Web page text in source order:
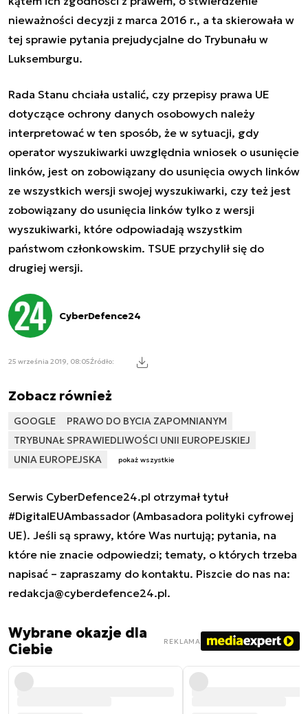
nieważności decyzji z marca 2016 r., a ta skierowała w
tej sprawie pytania prejudycjalne do Trybunału w
Luksemburgu.
Rada Stanu chciała ustalić, czy przepisy prawa UE
dotyczące ochrony danych osobowych należy
interpretować w ten sposób, że w sytuacji, gdy
operator wyszukiwarki uwzględnia wniosek o usunięcie
linków, jest on zobowiązany do usunięcia owych linków
ze wszystkich wersji swojej wyszukiwarki, czy też jest
zobowiązany do usunięcia linków tylko z wersji
wyszukiwarki, które odpowiadają wszystkim
państwom członkowskim. TSUE przychylił się do
drugiej wersji.
CyberDefence24
25 września 2019, 08:05Źródło:
Zobacz również
GOOGLE
PRAWO DO BYCIA ZAPOMNIANYM
TRYBUNAŁ SPRAWIEDLIWOŚCI UNII EUROPEJSKIEJ
UNIA EUROPEJSKA
pokaż wszystkie
Serwis CyberDefence24.pl otrzymał tytuł
#DigitalEUAmbassador (Ambasadora polityki cyfrowej
UE). Jeśli są sprawy, które Was nurtują; pytania, na
które nie znacie odpowiedzi; tematy, o których trzeba
napisać – zapraszamy do kontaktu. Piszcie do nas na:
redakcja@cyberdefence24.pl.
Wybrane okazje dla
Ciebie
REKLAMA